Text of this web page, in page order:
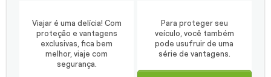
Viajar é uma delícia! Com
proteção e vantagens
exclusivas, fica bem
melhor, viaje com
segurança.
Para proteger seu
veículo, você também
pode usufruir de uma
série de vantagens.